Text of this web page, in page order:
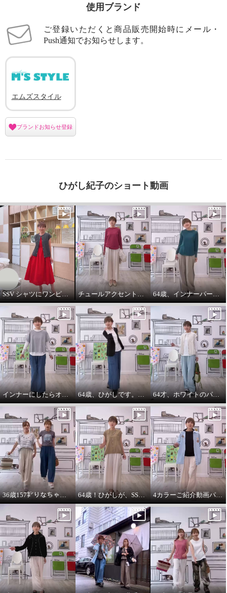
使用ブランド
ご登録いただくと商品販売開始時にメール・
Push通知でお知らせします。
エムズスタイル
ブランドお知らせ登録
ひがし紀子のショート動画
SSV シャツにワンピースをコーデしてみました。 チュールアクセントパーカー64歳カジュアル大好きが推し！ 64歳、インナーパーカーは必需品です。
インナーにしたらオールシーズンいけます。インナーパーカー❤️ 64歳、ひがしです。わたしの時代は、やっぱりジャケットにパーカーを出す‼️ 64才、ホワイトのパーカーインナーはスタイリングに万能です。
36歳157㌢りなちゃんは60㌢丈、64歳163㌢のひがしは65㌢丈を履く 64歳！ひがしが、SSVのベスト最高！推し‼️コーデ 4カラーご紹介動画パーカー付きのインナーは、凄い使えます。